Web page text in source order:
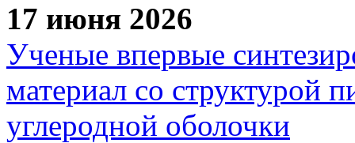
17 июня 2026
Ученые впервые
материал со структурой
углеродной оболочки